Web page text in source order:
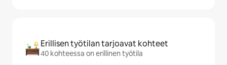
Erillisen työtilan tarjoavat kohteet
40 kohteessa on erillinen työtila